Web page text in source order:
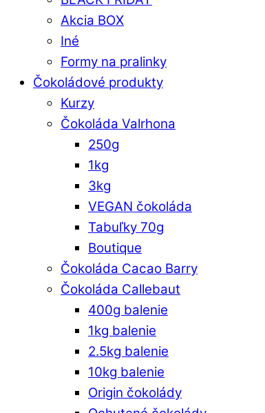
Akcia BOX
Iné
Formy na pralinky
Čokoládové produkty
Kurzy
Čokoláda Valrhona
250g
1kg
3kg
VEGAN čokoláda
Tabuľky 70g
Boutique
Čokoláda Cacao Barry
Čokoláda Callebaut
400g balenie
1kg balenie
2.5kg balenie
10kg balenie
Origin čokolády